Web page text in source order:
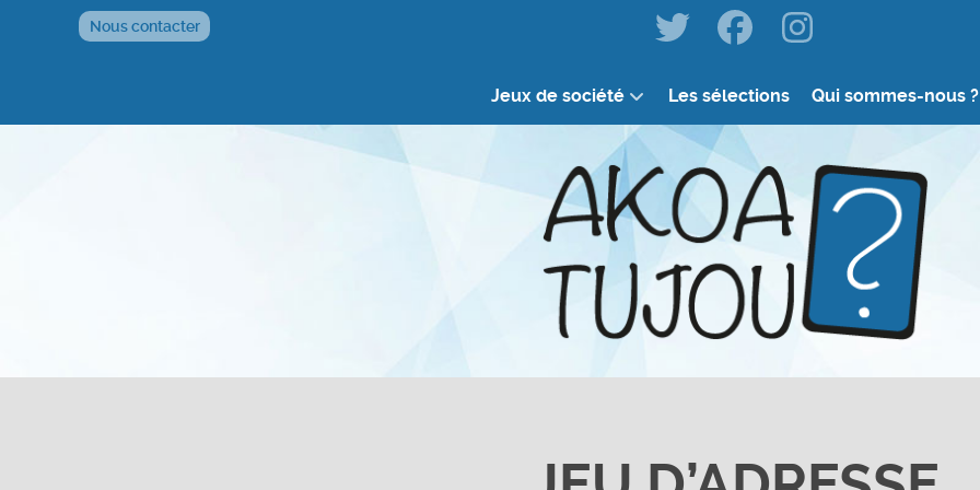
Nous contacter
Jeux de société Les sélections Qui sommes-nous ?